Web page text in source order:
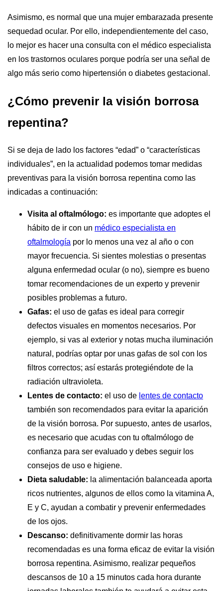
Asimismo, es normal que una mujer embarazada presente
sequedad ocular. Por ello, independientemente del caso,
lo mejor es hacer una consulta con el médico especialista
en los trastornos oculares porque podría ser una señal de
algo más serio como hipertensión o diabetes gestacional.
¿Cómo prevenir la visión borrosa
repentina?
Si se deja de lado los factores “edad” o “características
individuales”, en la actualidad podemos tomar medidas
preventivas para la visión borrosa repentina como las
indicadas a continuación:
Visita al oftalmólogo: es importante que adoptes el
hábito de ir con un médico especialista en
oftalmología por lo menos una vez al año o con
mayor frecuencia. Si sientes molestias o presentas
alguna enfermedad ocular (o no), siempre es bueno
tomar recomendaciones de un experto y prevenir
posibles problemas a futuro.
Gafas: el uso de gafas es ideal para corregir
defectos visuales en momentos necesarios. Por
ejemplo, si vas al exterior y notas mucha iluminación
natural, podrías optar por unas gafas de sol con los
filtros correctos; así estarás protegiéndote de la
radiación ultravioleta.
Lentes de contacto: el uso de lentes de contacto
también son recomendados para evitar la aparición
de la visión borrosa. Por supuesto, antes de usarlos,
es necesario que acudas con tu oftalmólogo de
confianza para ser evaluado y debes seguir los
consejos de uso e higiene.
Dieta saludable: la alimentación balanceada aporta
ricos nutrientes, algunos de ellos como la vitamina A,
E y C, ayudan a combatir y prevenir enfermedades
de los ojos.
Descanso: definitivamente dormir las horas
recomendadas es una forma eficaz de evitar la visión
borrosa repentina. Asimismo, realizar pequeños
descansos de 10 a 15 minutos cada hora durante